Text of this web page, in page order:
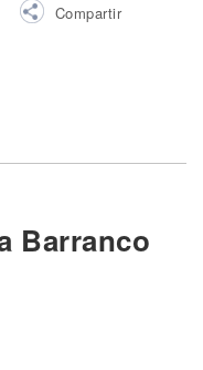
Compartir
Barranco